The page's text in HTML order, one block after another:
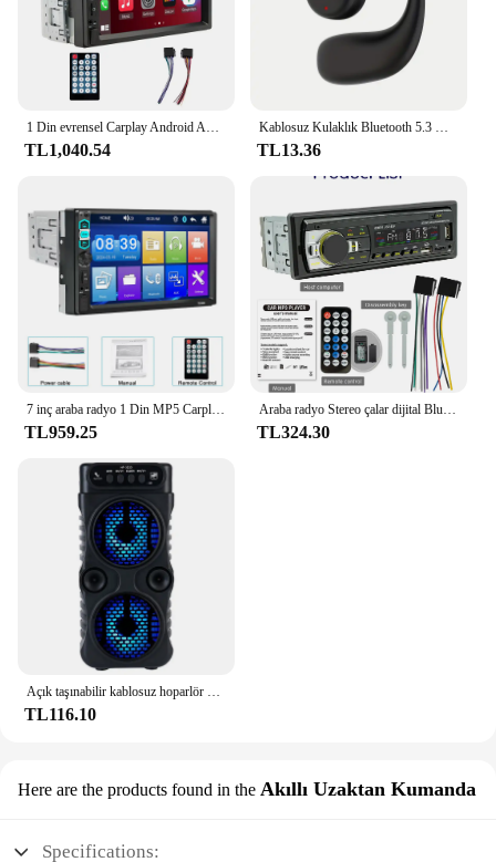
1 Din evrensel Carplay Android Auto Car radyo multimedya oynatıcı Stereo 1Din Autoradio MP5 DVD 7 inç HD dokunmatik Screenr USB TF
TL1,040.54
Kablosuz Kulaklık Bluetooth 5.3 Kulaklık Eller Serbest Gürültü Kontrolü Stereo Müzik Kulaklık Xiaomi iPhone Samsung için Mic Ile
TL13.36
7 inç araba radyo 1 Din MP5 Carplay Android oto HD Autoradio multimedya oynatıcı araba Stereo Bluetooth USB FM evrensel hiçbir 2Din
TL959.25
Araba radyo Stereo çalar dijital Bluetooth MP3 çalar JSD-530 520 60Wx4 FM ses Stereo müzik USB/SD Dash AUX girişi ile
TL324.30
Açık taşınabilir kablosuz hoparlör çift 3 inç müzik Stereo Subwoofer bas dans parti aile Karaoke için USB güç kaynağı
TL116.10
Here are the products found in the Akıllı Uzaktan Kumanda
Specifications: